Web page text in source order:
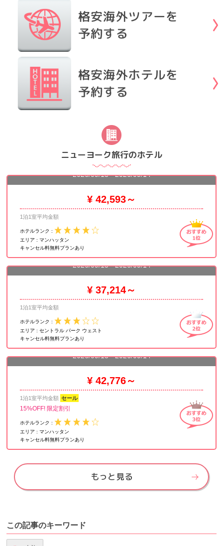
ニューヨーク旅行のホテル
ザ マンハッタン アット タイムズスクエア
2026/09/13 - 2026/09/14
¥ 42,593～
1泊1室平均金額
ホテルランク :
エリア :マンハッタン
キャンセル料無料プランあり
2026/09/13 - 2026/09/14
¥ 37,214～
1泊1室平均金額
ホテルランク :
エリア :セントラル パーク ウェスト
キャンセル料無料プランあり
2026/09/13 - 2026/09/14
¥ 42,776～
1泊1室平均金額 セール
15%OFF! 限定割引
ホテルランク :
エリア :マンハッタン
キャンセル料無料プランあり
もっと見る
この記事のキーワード